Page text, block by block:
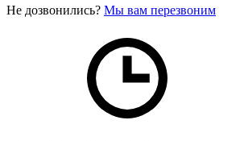
Не дозвонились? Мы вам перезвоним